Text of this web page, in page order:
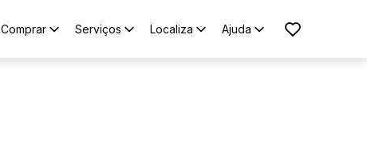
Comprar Serviços Localiza Ajuda